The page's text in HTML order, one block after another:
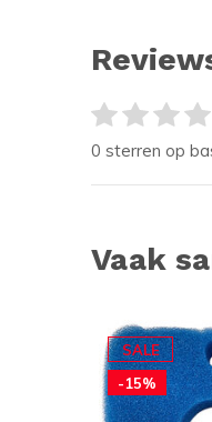
0 sterren op
Vaak
SALE
-15%